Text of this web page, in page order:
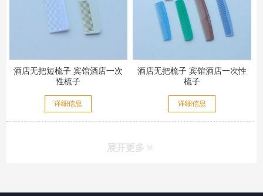
酒店无把短梳子 宾馆酒店一次
性梳子
详细信息
酒店无把梳子 宾馆酒店一次性
梳子
详细信息
展开更多